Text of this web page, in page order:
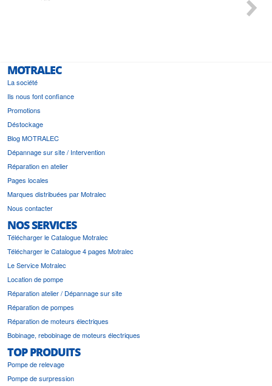
MOTRALEC
La société
Ils nous font confiance
Promotions
Déstockage
Blog MOTRALEC
Dépannage sur site / Intervention
Réparation en atelier
Pages locales
Marques distribuées par Motralec
Nous contacter
NOS SERVICES
Télécharger le Catalogue Motralec
Télécharger le Catalogue 4 pages Motralec
Le Service Motralec
Location de pompe
Réparation atelier / Dépannage sur site
Réparation de pompes
Réparation de moteurs électriques
Bobinage, rebobinage de moteurs électriques
TOP PRODUITS
Pompe de relevage
Pompe de surpression